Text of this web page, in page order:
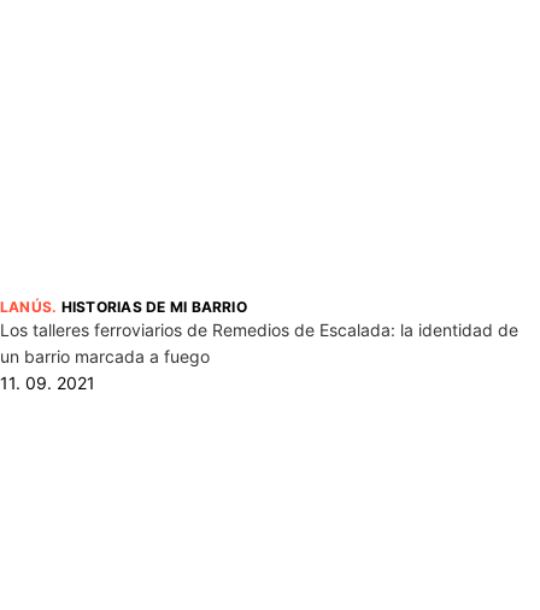
LANÚS. HISTORIAS DE MI BARRIO
Los talleres ferroviarios de Remedios de Escalada: la identidad de
un barrio marcada a fuego
11. 09. 2021